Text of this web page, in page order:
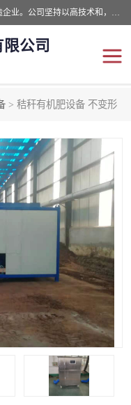
诸城汇泽机械有限公司是一家高新技术设备制造企业。公司坚持以高技术和，高服务于用户，以的环保机械制造设备赢的用户的信赖。现在主要生产死亡畜禽无害化处理和立式和卧式有机肥设备，搅拌机，烘干机，高温发酵机等。污水处理设备，固液分离机。气浮机，化制机等。公司秉承品质，用户至上，科技创新的经营理。
公司
> 秸秆有机肥设备 不变形
肥设备
烘干酶体机
膜堆肥仓